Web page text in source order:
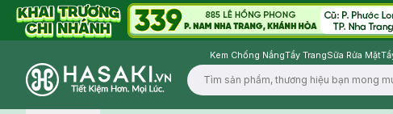
Kem Chống NắngTẩy TrangSữa Rửa Mặt
Logo